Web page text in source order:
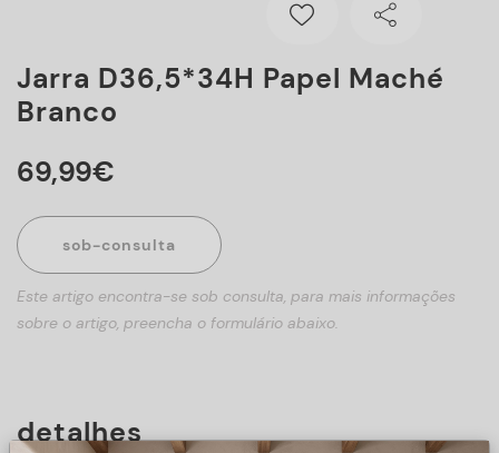
Jarra D36,5*34H Papel Maché
Branco
69,99€
sob-consulta
Este artigo encontra-se sob consulta, para mais informações
sobre o artigo, preencha o formulário abaixo.
detalhes